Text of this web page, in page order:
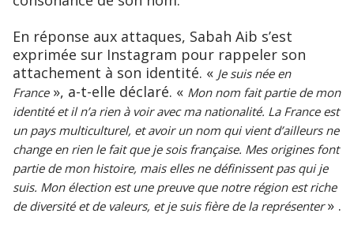
En réponse aux attaques, Sabah Aib s’est
exprimée sur Instagram pour rappeler son
attachement à son identité. « Je suis née en
France», a-t-elle déclaré. « Mon nom fait partie de mon
identité et il n’a rien à voir avec ma nationalité. La France est
un pays multiculturel, et avoir un nom qui vient d’ailleurs ne
change en rien le fait que je sois française. Mes origines font
partie de mon histoire, mais elles ne définissent pas qui je
suis. Mon élection est une preuve que notre région est riche
de diversité et de valeurs, et je suis fière de la représenter» .